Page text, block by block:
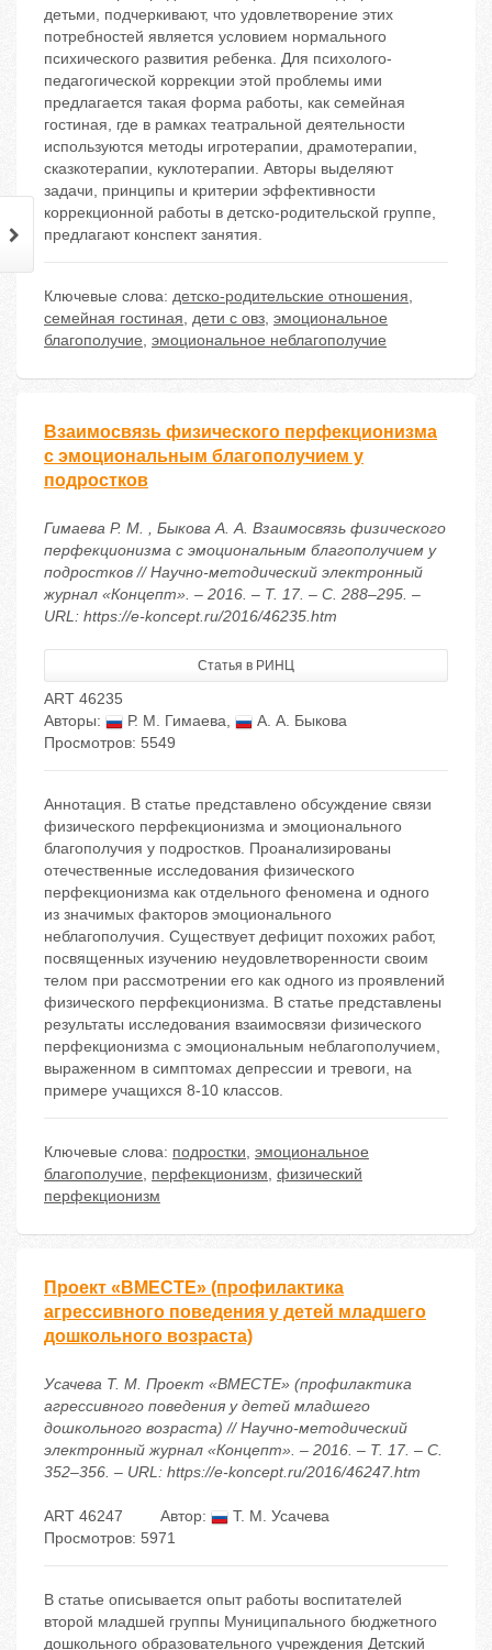
детьми, подчеркивают, что удовлетворение этих
потребностей является условием нормального
психического развития ребенка. Для психолого-
педагогической коррекции этой проблемы ими
предлагается такая форма работы, как семейная
гостиная, где в рамках театральной деятельности
используются методы игротерапии, драмотерапии,
сказкотерапии, куклотерапии. Авторы выделяют
задачи, принципы и критерии эффективности
коррекционной работы в детско-родительской группе,
предлагают конспект занятия.
Ключевые слова: детско-родительские отношения,
семейная гостиная, дети с овз, эмоциональное
благополучие, эмоциональное неблагополучие
Взаимосвязь физического перфекционизма
с эмоциональным благополучием у
подростков
Гимаева Р. М. , Быкова А. А. Взаимосвязь физического
перфекционизма с эмоциональным благополучием у
подростков // Научно-методический электронный
журнал «Концепт». – 2016. – Т. 17. – С. 288–295. –
URL: https://e-koncept.ru/2016/46235.htm
Статья в РИНЦ
ART 46235
Авторы:
Р. М. Гимаева,
А. А. Быкова
Просмотров: 5549
Аннотация. В статье представлено обсуждение связи
физического перфекционизма и эмоционального
благополучия у подростков. Проанализированы
отечественные исследования физического
перфекционизма как отдельного феномена и одного
из значимых факторов эмоционального
неблагополучия. Существует дефицит похожих работ,
посвященных изучению неудовлетворенности своим
телом при рассмотрении его как одного из проявлений
физического перфекционизма. В статье представлены
результаты исследования взаимосвязи физического
перфекционизма с эмоциональным неблагополучием,
выраженном в симптомах депрессии и тревоги, на
примере учащихся 8-10 классов.
Ключевые слова: подростки, эмоциональное
благополучие, перфекционизм, физический
перфекционизм
Проект «ВМЕСТЕ» (профилактика
агрессивного поведения у детей младшего
дошкольного возраста)
Усачева Т. М. Проект «ВМЕСТЕ» (профилактика
агрессивного поведения у детей младшего
дошкольного возраста) // Научно-методический
электронный журнал «Концепт». – 2016. – Т. 17. – С.
352–356. – URL: https://e-koncept.ru/2016/46247.htm
ART 46247 Автор:
Т. М. Усачева
Просмотров: 5971
В статье описывается опыт работы воспитателей
второй младшей группы Муниципального бюджетного
дошкольного образовательного учреждения Детский